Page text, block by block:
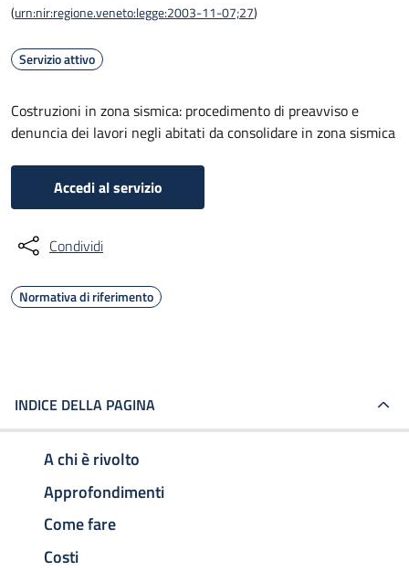
(urn:nir:regione.veneto:legge:2003-11-07;27)
Servizio attivo
Costruzioni in zona sismica: procedimento di preavviso e
denuncia dei lavori negli abitati da consolidare in zona sismica
Accedi al servizio
Condividi
Normativa di riferimento
INDICE DELLA PAGINA
A chi è rivolto
Approfondimenti
Come fare
Costi